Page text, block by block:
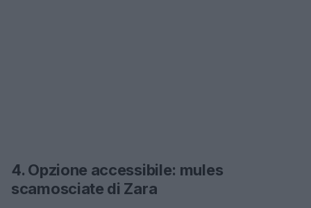
4. Opzione accessibile: mules
scamosciate di Zara